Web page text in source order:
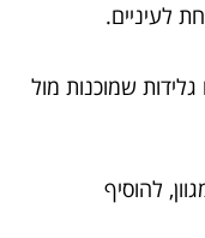
לעיניים.
שמוכנות מול
להוסיף